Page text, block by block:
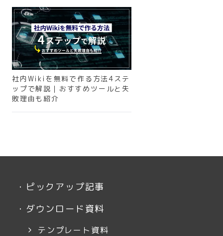
社内Wikiを無料で作る方法4ステ
ップで解説｜おすすめツールと失
敗理由も紹介
・ ピックアップ記事
・ ダウンロード資料
テンプレート資料